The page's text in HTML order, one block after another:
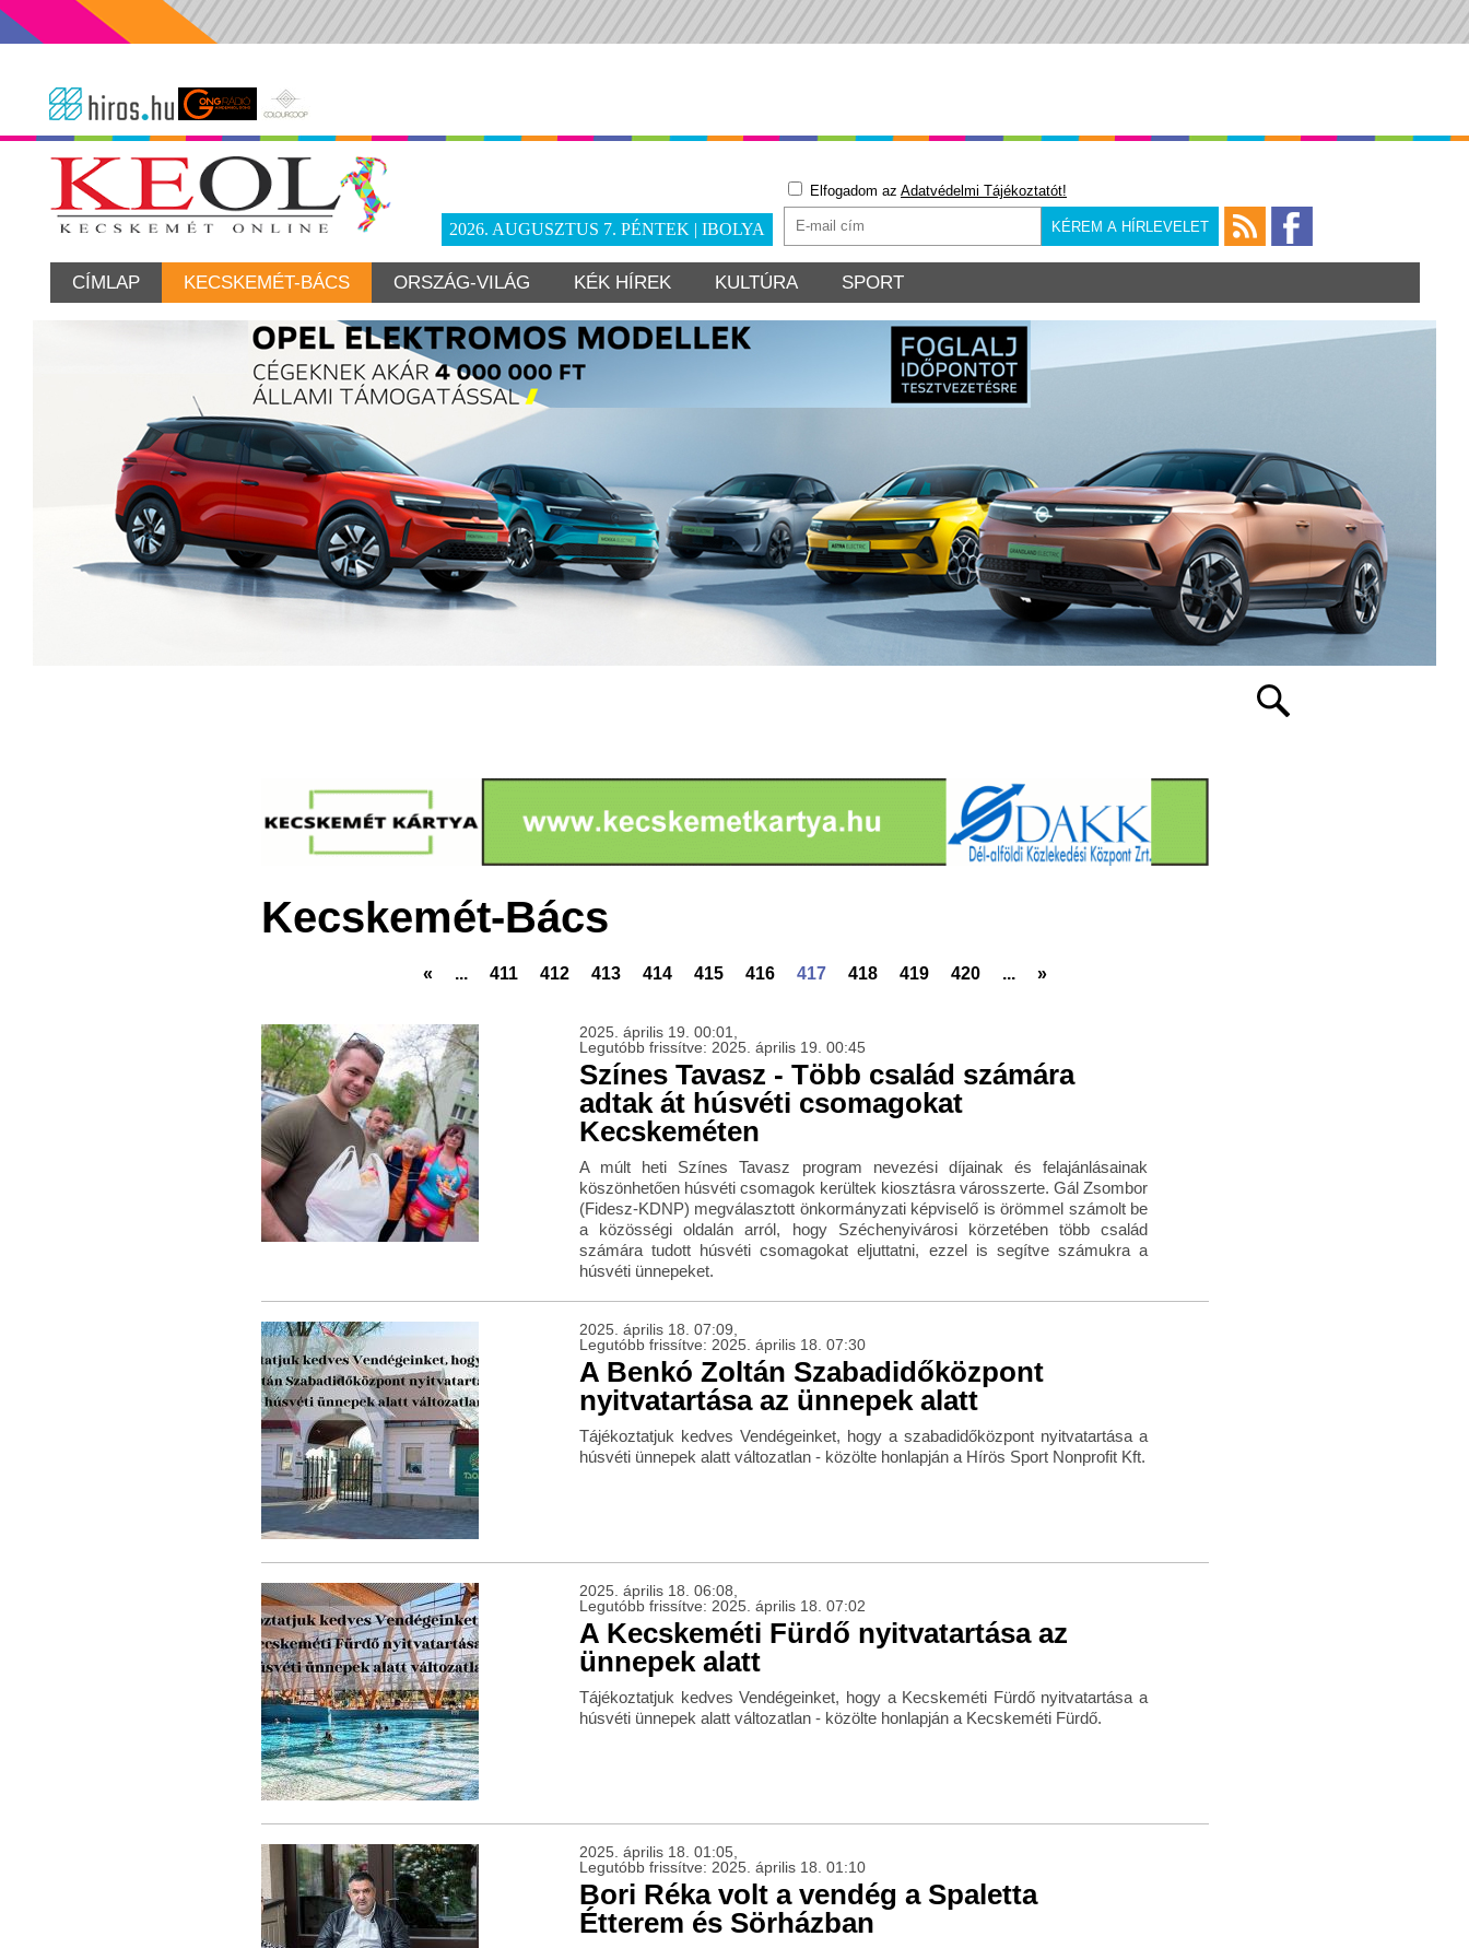
2026. AUGUSZTUS 7. PÉNTEK | IBOLYA
Elfogadom az Adatvédelmi Tájékoztatót!
CÍMLAP KECSKEMÉT-BÁCS ORSZÁG-VILÁG KÉK HÍREK KULTÚRA SPORT
Kecskemét-Bács
« ... 411 412 413 414 415 416 417 418 419 420 ... »
2025. április 19. 00:01,
Legutóbb frissítve: 2025. április 19. 00:45
Színes Tavasz - Több család számára
adtak át húsvéti csomagokat
Kecskeméten
A múlt heti Színes Tavasz program nevezési díjainak és felajánlásainak
köszönhetően húsvéti csomagok kerültek kiosztásra városszerte. Gál Zsombor
(Fidesz-KDNP) megválasztott önkormányzati képviselő is örömmel számolt be
a közösségi oldalán arról, hogy Széchenyivárosi körzetében több család
számára tudott húsvéti csomagokat eljuttatni, ezzel is segítve számukra a
húsvéti ünnepeket.
2025. április 18. 07:09,
Legutóbb frissítve: 2025. április 18. 07:30
A Benkó Zoltán Szabadidőközpont
nyitvatartása az ünnepek alatt
Tájékoztatjuk kedves Vendégeinket, hogy a szabadidőközpont nyitvatartása a
húsvéti ünnepek alatt változatlan - közölte honlapján a Hírös Sport Nonprofit Kft.
2025. április 18. 06:08,
Legutóbb frissítve: 2025. április 18. 07:02
A Kecskeméti Fürdő nyitvatartása az
ünnepek alatt
Tájékoztatjuk kedves Vendégeinket, hogy a Kecskeméti Fürdő nyitvatartása a
húsvéti ünnepek alatt változatlan - közölte honlapján a Kecskeméti Fürdő.
2025. április 18. 01:05,
Legutóbb frissítve: 2025. április 18. 01:10
Bori Réka volt a vendég a Spaletta
Étterem és Sörházban